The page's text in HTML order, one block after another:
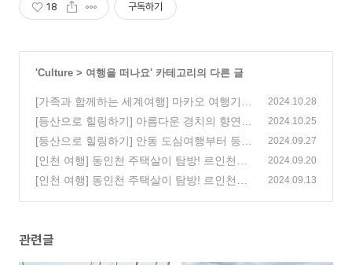
18 구독하기
'Culture > 여행을 떠나요' 카테고리의 다른 글
[가족과 함께하는 세계여행] 마카오 여행기, 2
편
(0)
2024.10.28
[등산으로 힐링하기] 아름다운 경치의 향연!
충북 단양 제비봉
(2)
2024.10.25
[등산으로 힐링하기] 안동 도심여행부터 등산
까지! 안동 영남산
(6)
2024.09.27
[인천 여행] 동인천 주택살이 탐방! 르인천구
락부의 로컬 여행, 2편
(4)
2024.09.20
[인천 여행] 동인천 주택살이 탐방! 르인천구
2024.09.13
관련글